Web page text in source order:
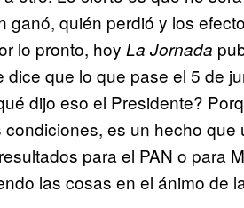
ganó, quién perdió y los
lo pronto, hoy La Jornada
dice que lo que pase el 5 de
dijo eso el Presidente?
condiciones, es un hecho
para el PAN o para
las cosas en el ánimo de